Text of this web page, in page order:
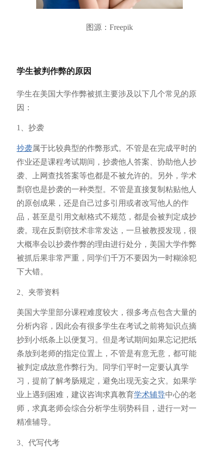
图源：Freepik
学生被判作弊的原因
学生在美国大学作弊被抓主要涉及以下几个常见的原
因：
1、抄袭
抄袭属于比较典型的作弊形式。不管是在完成平时的
作业还是课程考试期间，抄袭他人答案、协助他人抄
袭、上网查找答案等也都是不被允许的。另外，学术
剽窃也是抄袭的一种类型。不管是直接复制粘贴他人
的原创成果，还是自己过多引用或者改写他人的作
品，甚至是引用文献格式不规范，都是会被判定成抄
袭。现在反剽窃技术非常发达，一旦被教授发现，很
大概率会以抄袭作弊的理由进行处分，美国大学作弊
被抓后果非常严重，同学们千万不要因为一时糊涂犯
下大错。
2、夹带资料
美国大学里部分课程难度较大，很多考点包含大量的
分析内容，因此会有很多学生在考试之前将知识点摘
抄到小纸条上以便复习。但是考试期间如果忘记把纸
条放到老师的指定位置上，不管是有意无意，都可能
被判定成故意作弊行为。同学们平时一定要认真学
习，提前了解考肠规定，避免出现无妄之灾。如果学
业上遇到困难，建议咨询求真教育学术辅导中心的老
师，求真老师会综合分析学生弱势科目，进行一对一
精准辅导。
3、代写代考